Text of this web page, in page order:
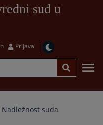
sud u
Prijava
Nadležnost suda